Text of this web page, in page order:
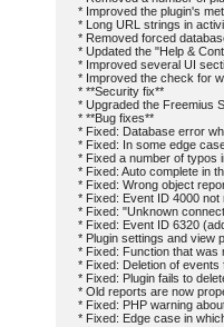
* Improved the plugin's
* Long URL strings in
* Removed forced
* Updated the "Help &
* Improved several UI
* Improved the check for
* **Security fix**
* Upgraded the Freemius
* **Bug fixes**
* Fixed: Database error
* Fixed: In some edge
* Fixed a number of typos
* Fixed: Auto complete in
* Fixed: Wrong object
* Fixed: Event ID 4000
* Fixed: "Unknown
* Fixed: Event ID 6320
* Plugin settings and view
* Fixed: Function that was
* Fixed: Deletion of
* Fixed: Plugin fails to
* Old reports are now
* Fixed: PHP warning
* Fixed: Edge case in